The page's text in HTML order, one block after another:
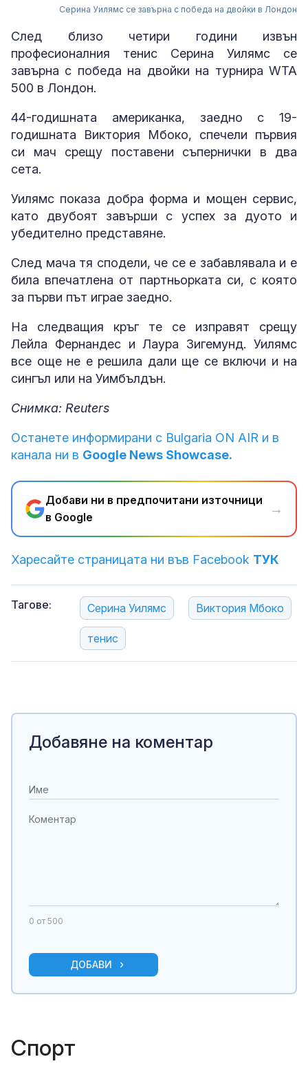
Серина Уилямс се завърна с победа на двойки в Лондон
След близо четири години извън
професионалния тенис Серина Уилямс се
завърна с победа на двойки на турнира WTA
500 в Лондон.
44-годишната американка, заедно с 19-
годишната Виктория Мбоко, спечели първия
си мач срещу поставени съпернички в два
сета.
Уилямс показа добра форма и мощен сервис,
като двубоят завърши с успех за дуото и
убедително представяне.
След мача тя сподели, че се е забавлявала и е
била впечатлена от партньорката си, с която
за първи път играе заедно.
На следващия кръг те се изправят срещу
Лейла Фернандес и Лаура Зигемунд. Уилямс
все още не е решила дали ще се включи и на
сингъл или на Уимбълдън.
Снимка: Reuters
Останете информирани с Bulgaria ON AIR и в
канала ни в Google News Showcase.
Добави ни в предпочитани източници
в Google
→
Харесайте страницата ни във Facebook ТУК
Тагове: Серина Уилямс Виктория Мбоко
тенис
Добавяне на коментар
0 от 500
ДОБАВИ
Спорт